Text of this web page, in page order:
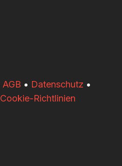
AGB • Datenschutz •
Cookie-Richtlinien